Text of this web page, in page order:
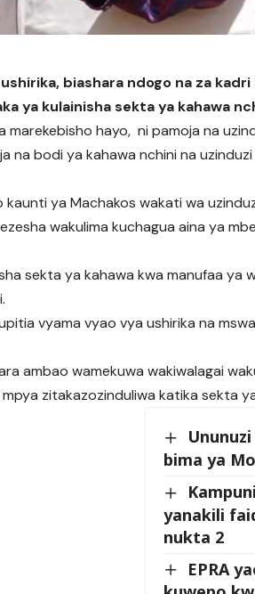
biashara ndogo na za
ya kulainisha sekta ya kahawa
marekebisho hayo, ni pamoja na
na bodi ya kahawa nchini na
ya Machakos wakati wa
wakulima kuchagua aina ya
sekta ya kahawa kwa manufaa ya
vyama vyao vya ushirika na
ambao wamekuwa wakiwalagai
zitakazozinduliwa katika sekta
bima ya
yanakili
nukta 2
EPRA